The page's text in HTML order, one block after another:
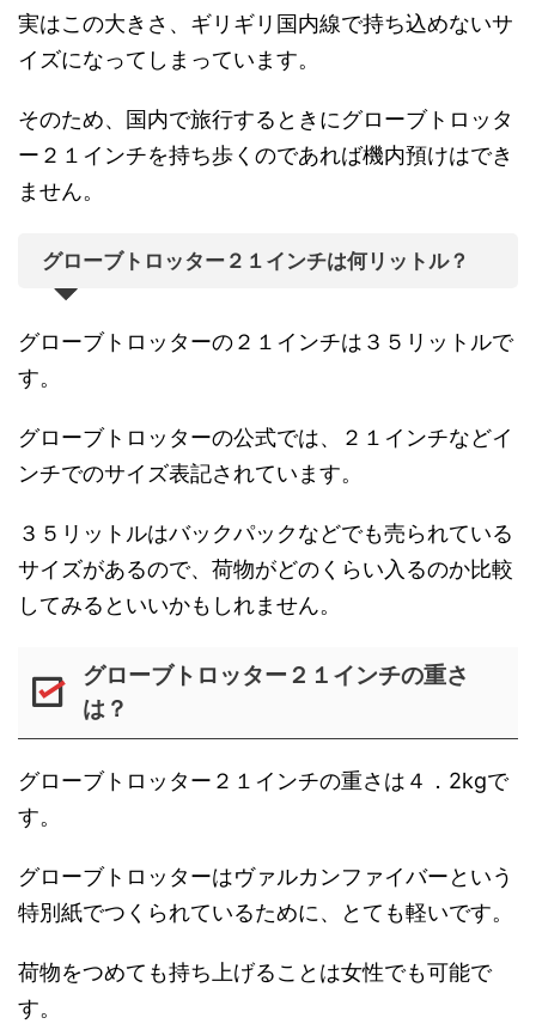
実はこの大きさ、ギリギリ国内線で持ち込めないサ
イズになってしまっています。
そのため、国内で旅行するときにグローブトロッタ
ー２１インチを持ち歩くのであれば機内預けはでき
ません。
グローブトロッター２１インチは何リットル？
グローブトロッターの２１インチは３５リットルで
す。
グローブトロッターの公式では、２１インチなどイ
ンチでのサイズ表記されています。
３５リットルはバックパックなどでも売られている
サイズがあるので、荷物がどのくらい入るのか比較
してみるといいかもしれません。
グローブトロッター２１インチの重さ
は？
グローブトロッター２１インチの重さは４．2kgで
す。
グローブトロッターはヴァルカンファイバーという
特別紙でつくられているために、とても軽いです。
荷物をつめても持ち上げることは女性でも可能で
す。